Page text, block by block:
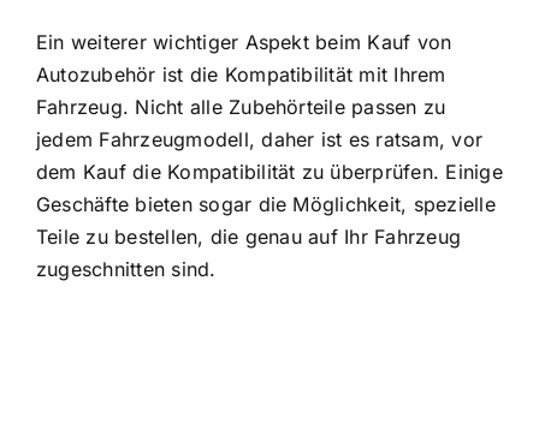
Ein weiterer wichtiger Aspekt beim Kauf von
Autozubehör ist die Kompatibilität mit Ihrem
Fahrzeug. Nicht alle Zubehörteile passen zu
jedem Fahrzeugmodell, daher ist es ratsam, vor
dem Kauf die Kompatibilität zu überprüfen. Einige
Geschäfte bieten sogar die Möglichkeit, spezielle
Teile zu bestellen, die genau auf Ihr Fahrzeug
zugeschnitten sind.